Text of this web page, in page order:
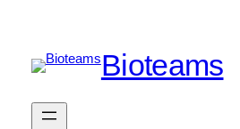
Bioteams